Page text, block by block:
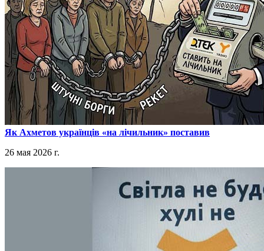
​Як Ахметов українців «на лічильник» поставив
26 мая 2026 г.